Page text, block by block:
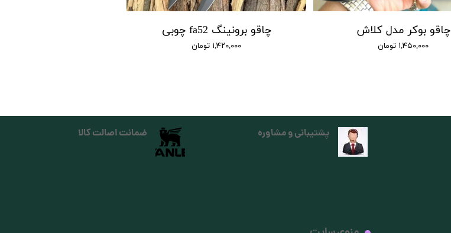
چاقو برونینگ fa52 چوبی
۱,۴۲۰,۰۰۰ تومان
چاقو بوکر مدل کلاش
۱,۴۵۰,۰۰۰ تومان
پشتیبانی و مشاوره ضمانت اصالت کالا